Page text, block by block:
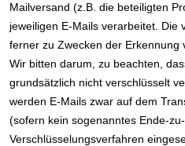
Mailversand (z.B. die beteiligten
jeweiligen E-Mails verarbeitet. Die
ferner zu Zwecken der Erkennung
Wir bitten darum, zu beachten,
grundsätzlich nicht verschlüsselt
werden E-Mails zwar auf dem
(sofern kein sogenanntes Ende-
Verschlüsselungsverfahren